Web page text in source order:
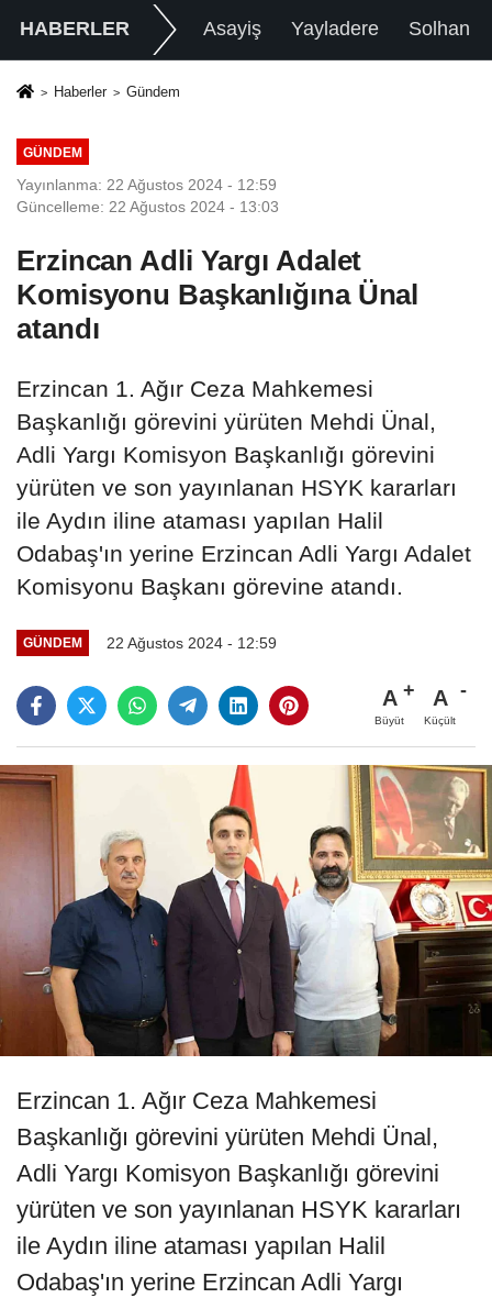
HABERLER Asayiş Yayladere Solhan
Haberler Gündem
GÜNDEM
Yayınlanma: 22 Ağustos 2024 - 12:59
Güncelleme: 22 Ağustos 2024 - 13:03
Erzincan Adli Yargı Adalet
Komisyonu Başkanlığına Ünal
atandı
Erzincan 1. Ağır Ceza Mahkemesi
Başkanlığı görevini yürüten Mehdi Ünal,
Adli Yargı Komisyon Başkanlığı görevini
yürüten ve son yayınlanan HSYK kararları
ile Aydın iline ataması yapılan Halil
Odabaş'ın yerine Erzincan Adli Yargı Adalet
Komisyonu Başkanı görevine atandı.
GÜNDEM 22 Ağustos 2024 - 12:59
A
Büyüt
A
Küçült
Erzincan 1. Ağır Ceza Mahkemesi
Başkanlığı görevini yürüten Mehdi Ünal,
Adli Yargı Komisyon Başkanlığı görevini
yürüten ve son yayınlanan HSYK kararları
ile Aydın iline ataması yapılan Halil
Odabaş'ın yerine Erzincan Adli Yargı